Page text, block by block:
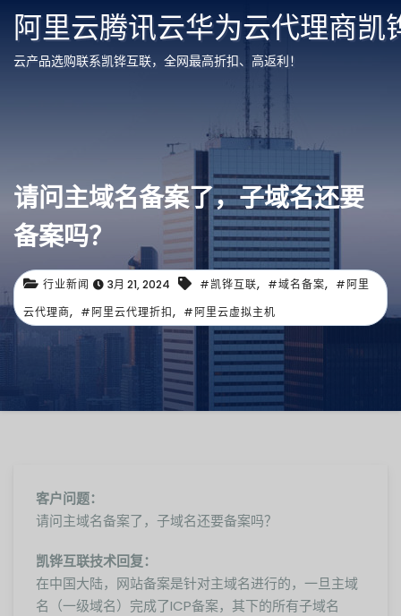
阿里云腾讯云华为云代理商凯
云产品选购联系凯铧互联，全网最高折扣、高返利！
请问主域名备案了，子域名还要
备案吗？
行业新闻 3月 21, 2024 #凯铧互联, #域名备案, #阿里
云代理商, #阿里云代理折扣, #阿里云虚拟主机
客户问题：
请问主域名备案了，子域名还要备案吗？
凯铧互联技术回复：
在中国大陆，网站备案是针对主域名进行的，一旦主域
名（一级域名）完成了ICP备案，其下的所有子域名